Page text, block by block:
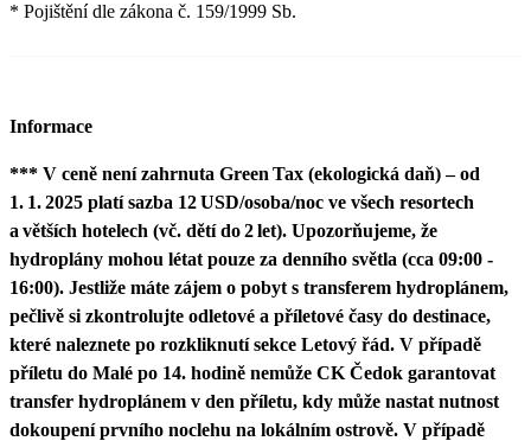
* Pojištění dle zákona č. 159/1999 Sb.
Informace
*** V ceně není zahrnuta Green Tax (ekologická daň) – od
1. 1. 2025 platí sazba 12 USD/osoba/noc ve všech resortech
a větších hotelech (vč. dětí do 2 let). Upozorňujeme, že
hydroplány mohou létat pouze za denního světla (cca 09:00 -
16:00). Jestliže máte zájem o pobyt s transferem hydroplánem,
pečlivě si zkontrolujte odletové a příletové časy do destinace,
které naleznete po rozkliknutí sekce Letový řád. V případě
příletu do Malé po 14. hodině nemůže CK Čedok garantovat
transfer hydroplánem v den příletu, kdy může nastat nutnost
dokoupení prvního noclehu na lokálním ostrově. V případě